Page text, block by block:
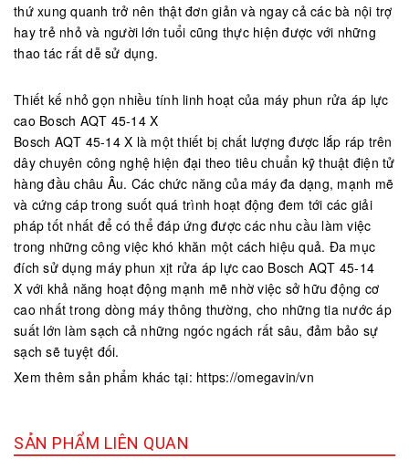
thứ xung quanh trở nên thật đơn giản và ngay cả các bà nội trợ
hay trẻ nhỏ và người lớn tuổi cũng thực hiện được với những
thao tác rất dễ sử dụng.
Thiết kế nhỏ gọn nhiều tính linh hoạt của máy phun rửa áp lực
cao Bosch AQT 45-14 X
Bosch AQT 45-14 X là một thiết bị chất lượng được lắp ráp trên
dây chuyên công nghệ hiện đại theo tiêu chuẩn kỹ thuật điện tử
hàng đầu châu Âu. Các chức năng của máy đa dạng, mạnh mẽ
và cứng cáp trong suốt quá trình hoạt động đem tới các giải
pháp tốt nhất để có thể đáp ứng được các nhu cầu làm việc
trong những công việc khó khăn một cách hiệu quả. Đa mục
đích sử dụng máy phun xịt rửa áp lực cao Bosch AQT 45-14
X với khả năng hoạt động mạnh mẽ nhờ việc sở hữu động cơ
cao nhất trong dòng máy thông thường, cho những tia nước áp
suất lớn làm sạch cả những ngóc ngách rất sâu, đảm bảo sự
sạch sẽ tuyệt đối.
Xem thêm sản phẩm khác tại: https://omegavin/vn
SẢN PHẨM LIÊN QUAN